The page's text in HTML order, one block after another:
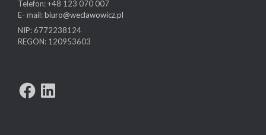
Telefon: +48 123 070 007
E- mail:biuro@weclawowicz.pl
NIP: 6772238124
REGON: 120953603
FacebookLinkedIn